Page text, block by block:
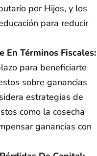
por Hijos, y los
para reducir
En Términos Fiscales:
para beneficiarte
sobre ganancias
estrategias de
como la cosecha
ganancias con